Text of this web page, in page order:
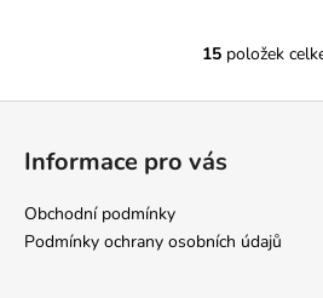
O
í
15položek
Informace pro vás
Obchodní podmínky
Podmínky ochrany osobních údajů